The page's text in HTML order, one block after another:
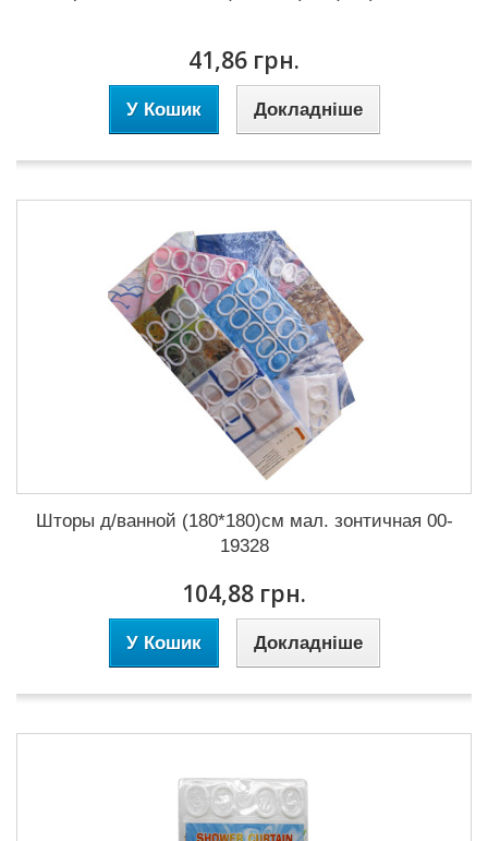
41,86 грн.
У Кошик Докладніше
Шторы д/ванной (180*180)см мал. зонтичная 00-
19328
104,88 грн.
У Кошик Докладніше